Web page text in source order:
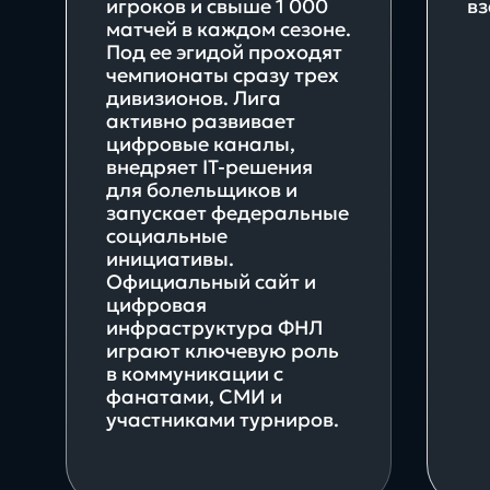
5
платформ с
Direkt
О нас
игроков и свыше 1 000
матчей в каждом сезоне.
Под ее эгидой проходят
чемпионаты сразу трех
дивизионов. Лига
активно развивает
цифровые каналы,
внедряет IT-решения
для болельщиков и
запускает федеральные
социальные
инициативы.
Официальный сайт и
цифровая
инфраструктура ФНЛ
играют ключевую роль
в коммуникации с
фанатами, СМИ и
участниками турниров.